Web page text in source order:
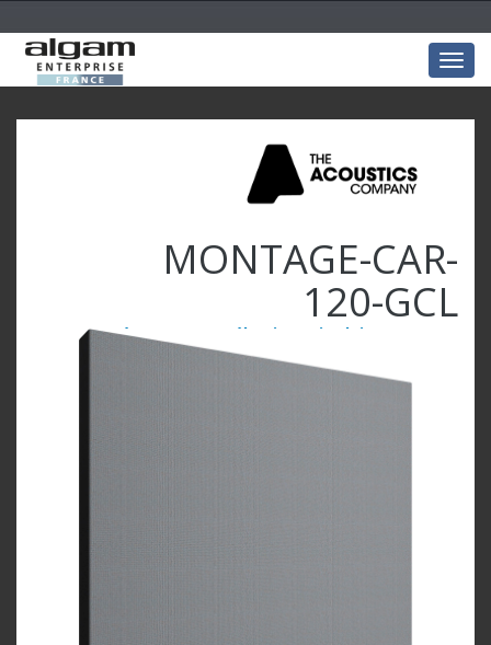
MONTAGE-CAR-
120-GCL
Carré 120x120x5 mélamine Gris clair